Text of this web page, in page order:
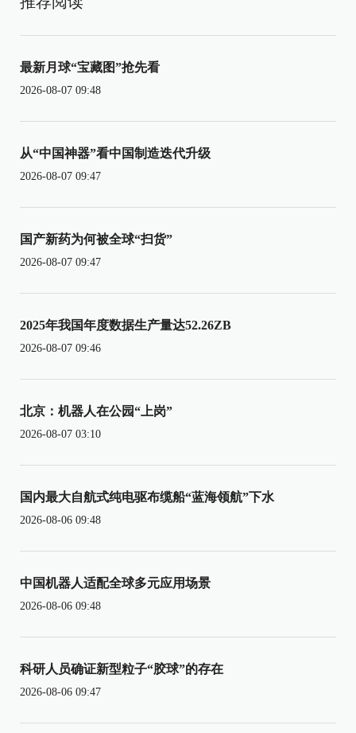
最新月球“宝藏图”抢先看
2026-08-07 09:48
从“中国神器”看中国制造迭代升级
2026-08-07 09:47
国产新药为何被全球“扫货”
2026-08-07 09:47
2025年我国年度数据生产量达52.26ZB
2026-08-07 09:46
北京：机器人在公园“上岗”
2026-08-07 03:10
国内最大自航式纯电驱布缆船“蓝海领航”下水
2026-08-06 09:48
中国机器人适配全球多元应用场景
2026-08-06 09:48
科研人员确证新型粒子“胶球”的存在
2026-08-06 09:47